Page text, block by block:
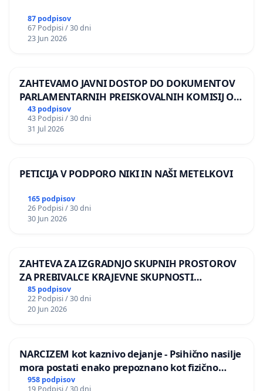
87 podpisov
67 Podpisi / 30 dni
23 Jun 2026
ZAHTEVAMO JAVNI DOSTOP DO DOKUMENTOV
PARLAMENTARNIH PREISKOVALNIH KOMISIJ O
ILEGALNI TRGOVINI Z OROŽJEM
43 podpisov
43 Podpisi / 30 dni
31 Jul 2026
PETICIJA V PODPORO NIKI IN NAŠI METELKOVI
165 podpisov
26 Podpisi / 30 dni
30 Jun 2026
ZAHTEVA ZA IZGRADNJO SKUPNIH PROSTOROV
ZA PREBIVALCE KRAJEVNE SKUPNOSTI
PRESTRANEK
85 podpisov
22 Podpisi / 30 dni
20 Jun 2026
NARCIZEM kot kaznivo dejanje - Psihično nasilje
mora postati enako prepoznano kot fizično
nasilje
958 podpisov